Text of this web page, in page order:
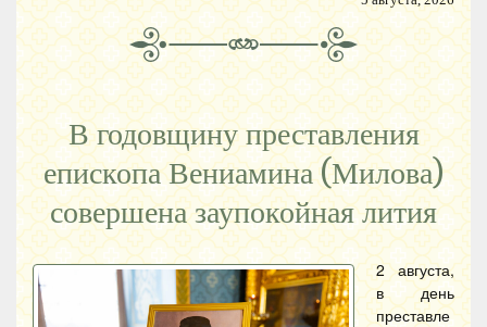
В годовщину преставления
епископа Вениамина (Милова)
совершена заупокойная лития
2 августа,
в день
преставле